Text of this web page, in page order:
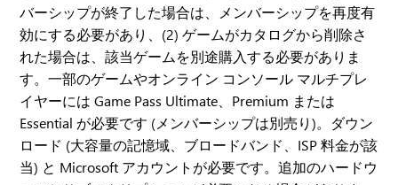
バーシップが終了した場合は、メンバーシップを再度有
効にする必要があり、(2) ゲームがカタログから削除さ
れた場合は、該当ゲームを別途購入する必要がありま
す。一部のゲームやオンライン コンソール マルチプレ
イヤーには Game Pass Ultimate、Premium または
Essential が必要です (メンバーシップは別売り)。ダウン
ロード (大容量の記憶域、ブロードバンド、ISP 料金が該
当) と Microsoft アカウントが必要です。追加のハードウ